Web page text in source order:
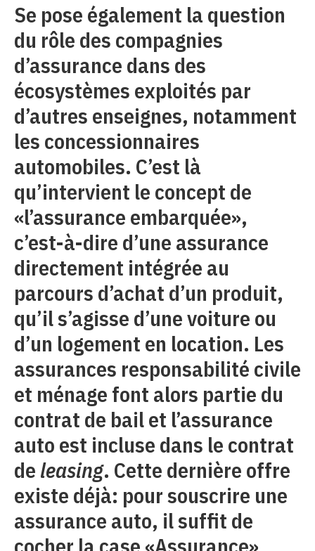
Se pose également la question
du rôle des compagnies
d’assurance dans des
écosystèmes exploités par
d’autres enseignes, notamment
les concessionnaires
automobiles. C’est là
qu’intervient le concept de
«l’assurance embarquée»,
c’est-à-dire d’une assurance
directement intégrée au
parcours d’achat d’un produit,
qu’il s’agisse d’une voiture ou
d’un logement en location. Les
assurances responsabilité civile
et ménage font alors partie du
contrat de bail et l’assurance
auto est incluse dans le contrat
de leasing. Cette dernière offre
existe déjà: pour souscrire une
assurance auto, il suffit de